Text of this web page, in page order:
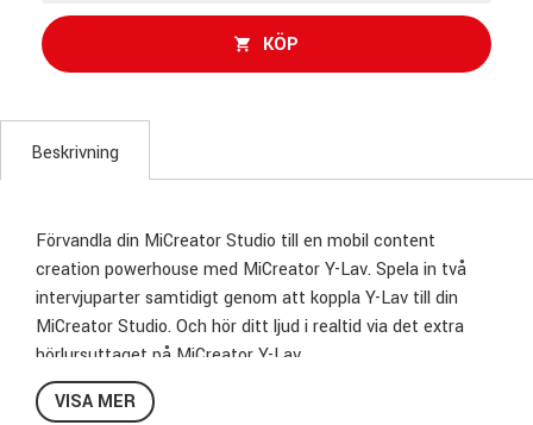
KÖP
Beskrivning
Förvandla din MiCreator Studio till en mobil content
creation powerhouse med MiCreator Y-Lav. Spela in två
intervjuparter samtidigt genom att koppla Y-Lav till din
MiCreator Studio. Och hör ditt ljud i realtid via det extra
hörlursuttaget på MiCreator Y-Lav.
Karakteristika:
VISA MER